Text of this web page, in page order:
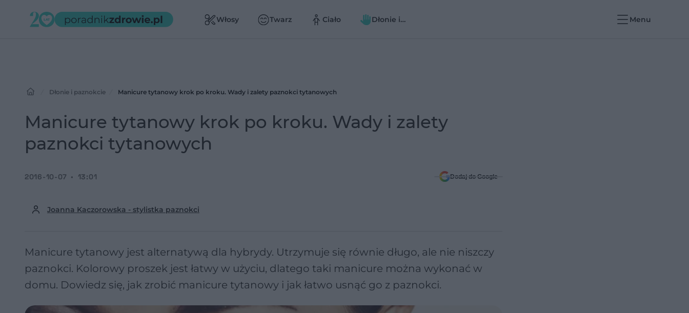
Włosy Twarz Ciało
Dłonie i
Menu
Dłonie i paznokcie Manicure tytanowy krok po kroku. Wady i zalety paznokci tytanowych
Manicure tytanowy krok po kroku. Wady i zalety
paznokci tytanowych
Joanna Kaczorowska - stylistka paznokci
2016-10-07 13:01 Dodaj do Google
Manicure tytanowy jest alternatywą dla hybrydy. Utrzymuje się równie długo, ale nie niszczy
paznokci. Kolorowy proszek jest łatwy w użyciu, dlatego taki manicure można wykonać w
domu. Dowiedz się, jak zrobić manicure tytanowy i jak łatwo usnąć go z paznokci.